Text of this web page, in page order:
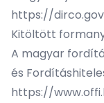
https://
Kitöltött
A magyar
és
https://